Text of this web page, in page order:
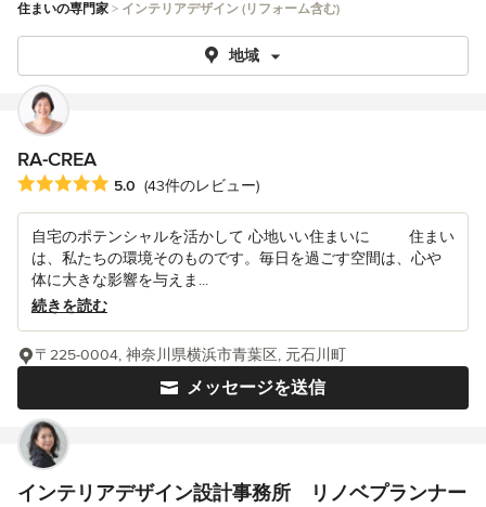
住まいの専門家 インテリアデザイン (リフォーム含む)
地域
RA-CREA
平均評価：5つ星中 星5
5.0 (43件のレビュー)
自宅のポテンシャルを活かして 心地いい住まいに 住まい
は、私たちの環境そのものです。毎日を過ごす空間は、心や
体に大きな影響を与えま...
続きを読む
メッセージを送信
〒225-0004, 神奈川県横浜市青葉区, 元石川町
インテリアデザイン設計事務所 リノベプランナー